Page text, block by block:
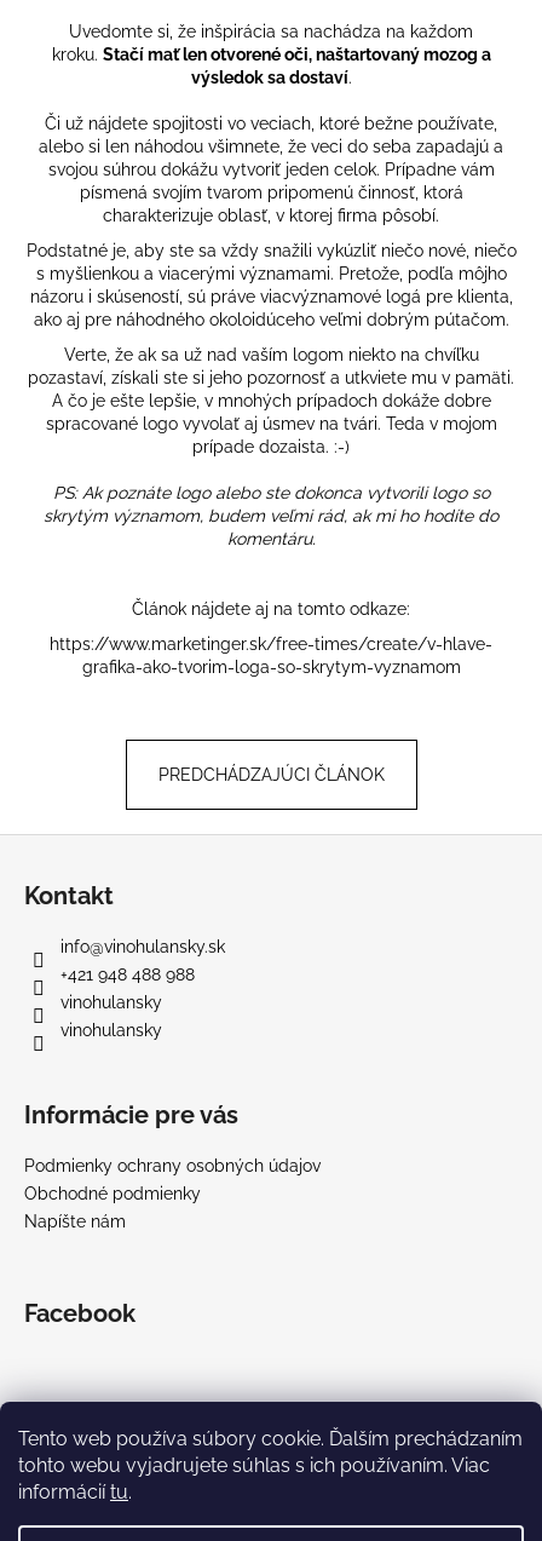
Tento web používa súbory cookie. Ďalším prechádzaním
tohto webu vyjadrujete súhlas s ich používaním. Viac
informáciítu.
Uvedomte si, že inšpirácia sa nachádza na každom
kroku. Stačí mať len otvorené oči, naštartovaný mozog a
výsledok sa dostaví.
Či už nájdete spojitosti vo veciach, ktoré bežne používate,
alebo si len náhodou všimnete, že veci do seba zapadajú a
svojou súhrou dokážu vytvoriť jeden celok. Prípadne vám
písmená svojím tvarom pripomenú činnosť, ktorá
charakterizuje oblasť, v ktorej firma pôsobí.
Podstatné je, aby ste sa vždy snažili vykúzliť niečo nové, niečo
s myšlienkou a viacerými významami. Pretože, podľa môjho
názoru i skúseností, sú práve viacvýznamové logá pre klienta,
ako aj pre náhodného okoloidúceho veľmi dobrým pútačom.
Verte, že ak sa už nad vaším logom niekto na chvíľku
pozastaví, získali ste si jeho pozornosť a utkviete mu v pamäti.
A čo je ešte lepšie, v mnohých prípadoch dokáže dobre
spracované logo vyvolať aj úsmev na tvári. Teda v mojom
prípade dozaista. :-)
PS: Ak poznáte logo alebo ste dokonca vytvorili logo so
skrytým významom, budem veľmi rád, ak mi ho hodíte do
komentáru.
Článok nájdete aj na tomto odkaze:
https://www.marketinger.sk/free-times/create/v-hlave-
grafika-ako-tvorim-loga-so-skrytym-vyznamom
PREDCHÁDZAJÚCI ČLÁNOK
Kontakt
info@vinohulansky.sk
+421 948 488 988
vinohulansky
vinohulansky
Informácie pre vás
Podmienky ochrany osobných údajov
Obchodné podmienky
Napíšte nám
Facebook